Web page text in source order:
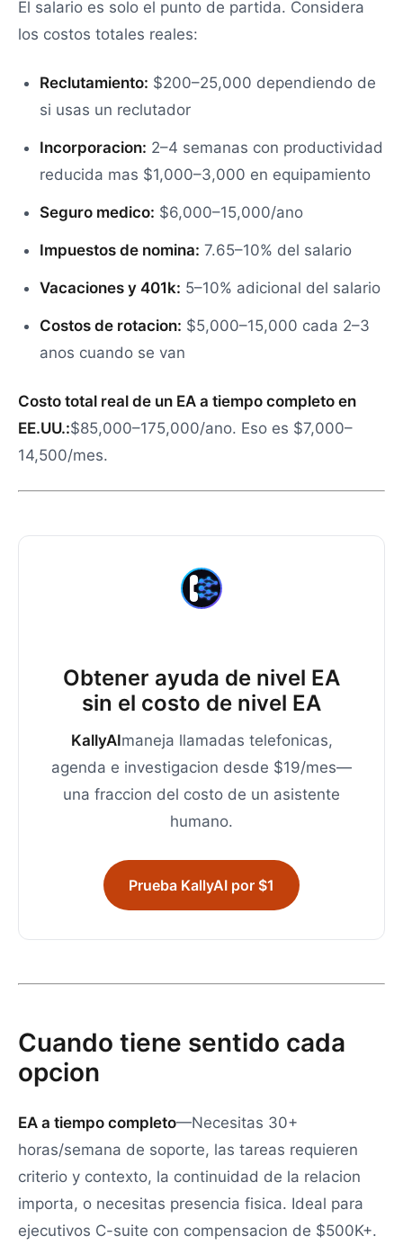
El salario es solo el punto de partida. Considera
los costos totales reales:
Reclutamiento: $200–25,000 dependiendo de
si usas un reclutador
Incorporacion: 2–4 semanas con productividad
reducida mas $1,000–3,000 en equipamiento
Seguro medico: $6,000–15,000/ano
Impuestos de nomina: 7.65–10% del salario
Vacaciones y 401k: 5–10% adicional del salario
Costos de rotacion: $5,000–15,000 cada 2–3
anos cuando se van
Costo total real de un EA a tiempo completo en
EE.UU.:$85,000–175,000/ano. Eso es $7,000–
14,500/mes.
Obtener ayuda de nivel EA
sin el costo de nivel EA
KallyAImaneja llamadas telefonicas,
agenda e investigacion desde $19/mes—
una fraccion del costo de un asistente
humano.
Prueba KallyAI por $1
Cuando tiene sentido cada
opcion
EA a tiempo completo—Necesitas 30+
horas/semana de soporte, las tareas requieren
criterio y contexto, la continuidad de la relacion
importa, o necesitas presencia fisica. Ideal para
ejecutivos C-suite con compensacion de $500K+.